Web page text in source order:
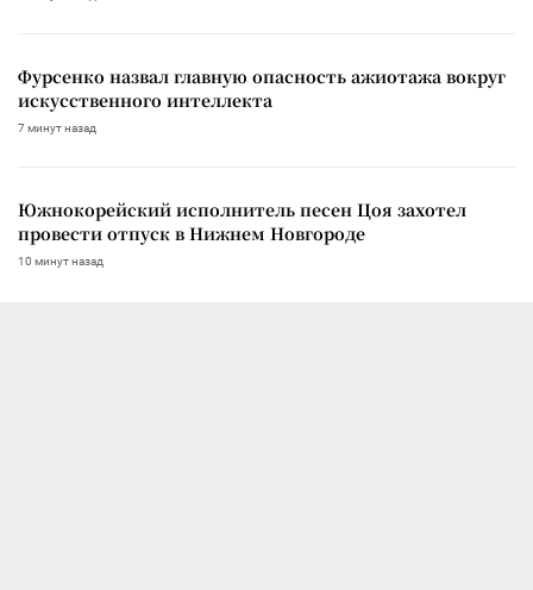
Фурсенко назвал главную опасность ажиотажа вокруг
искусственного интеллекта
7 минут назад
Южнокорейский исполнитель песен Цоя захотел
провести отпуск в Нижнем Новгороде
10 минут назад